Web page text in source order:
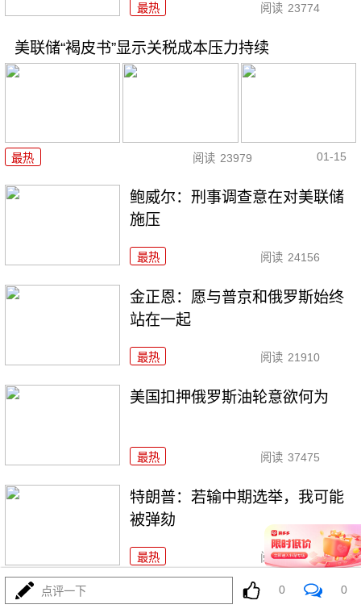
最热 阅读 23774
美联储“褐皮书”显示关税成本压力持续
最热 阅读 23979 01-15
鲍威尔：刑事调查意在对美联储
施压
最热 阅读 24156
金正恩：愿与普京和俄罗斯始终
站在一起
最热 阅读 21910
美国扣押俄罗斯油轮意欲何为
最热 阅读 37475
特朗普：若输中期选举，我可能
被弹劾
最热 阅读 19382
寒潮来袭 欧洲多地交通受阻
点评一下 0 0